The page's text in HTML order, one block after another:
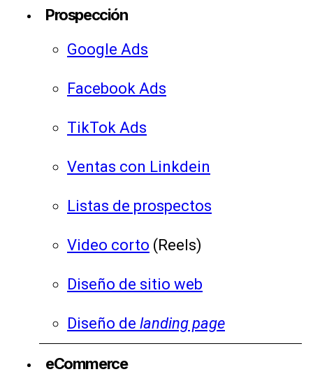
Prospección
Google Ads
Facebook Ads
TikTok Ads
Ventas con Linkdein
Listas de prospectos
Video corto (Reels)
Diseño de sitio web
Diseño de landing page
eCommerce